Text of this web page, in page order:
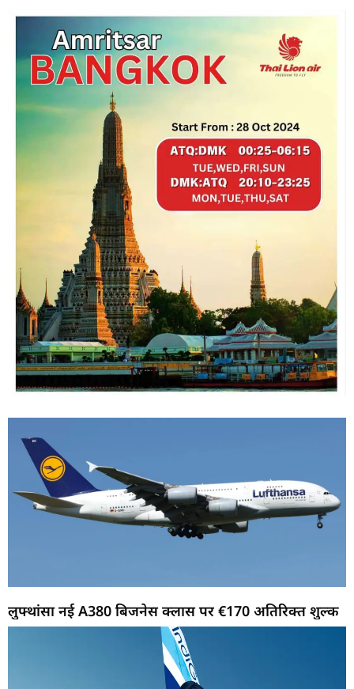
लुफ्थांसा नई A380 बिजनेस क्लास पर €170 अतिरिक्त शुल्क